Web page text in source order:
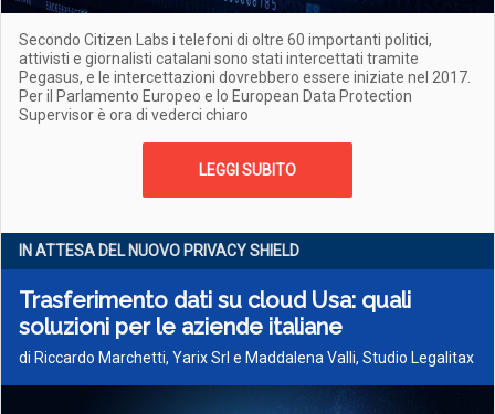
Secondo Citizen Labs i telefoni di oltre 60 importanti politici,
attivisti e giornalisti catalani sono stati intercettati tramite
Pegasus, e le intercettazioni dovrebbero essere iniziate nel 2017.
Per il Parlamento Europeo e lo European Data Protection
Supervisor è ora di vederci chiaro
LEGGI SUBITO
IN ATTESA DEL NUOVO PRIVACY SHIELD
Trasferimento dati su cloud Usa: quali
soluzioni per le aziende italiane
di Riccardo Marchetti, Yarix Srl e Maddalena Valli, Studio Legalitax